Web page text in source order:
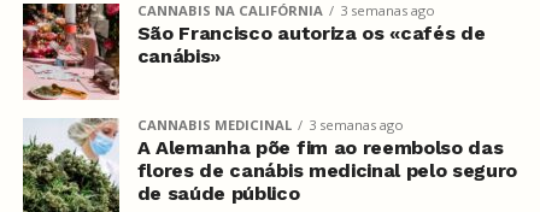
CANNABIS NA CALIFÓRNIA 3 semanas ago
São Francisco autoriza os «cafés de
canábis»
CANNABIS MEDICINAL 3 semanas ago
A Alemanha põe fim ao reembolso das
flores de canábis medicinal pelo seguro
de saúde público